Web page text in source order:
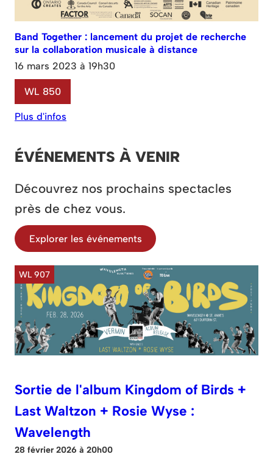
Band Together : lancement du projet de recherche
sur la collaboration musicale à distance
16 mars 2023 à 19h30
WL 850
Plus d'infos
ÉVÉNEMENTS À VENIR
Découvrez nos prochains spectacles
près de chez vous.
Explorer les événements
WL 907
Sortie de l'album Kingdom of Birds +
Last Waltzon + Rosie Wyse :
Wavelength
28 février 2026 à 20h00